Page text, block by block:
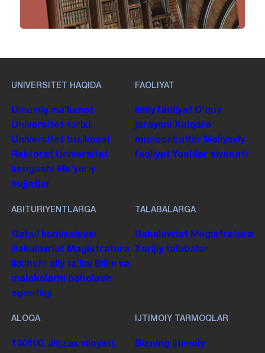
UNIVERSITET HAQIDA
Umumiy maʼlumot
Universitet tarixi
Universitet tuzilmasi
Rektorat Universitet
kengashi
Me'yoriy
hujjatlar
FAOLIYAT
Ilmiy faoliyat Oʻquv
jarayoni
Xalqaro
munosabatlar Moliyaviy
faoliyat Yoshlar siyosati
ABITURIYENTLARGA
Qabul komissiyasi
Bakalavriat Magistratura
Ikkinchi oliy taʼlim Bilim va
malakalarni baholash
agentligi
TALABALARGA
Bakalavriat Magistratura
Xorijiy talabalar
ALOQA
130100. Jizzax viloyati,
IJTIMOIY TARMOQLAR
Bizning ijtimoiy